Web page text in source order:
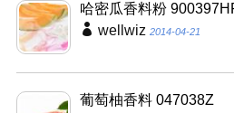
哈密瓜香料粉
wellwiz 2014-04-21
葡萄柚香料 047038Z